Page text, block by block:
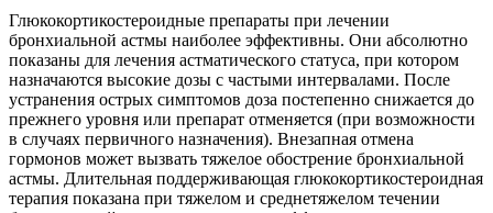
Глюкокортикостероидные препараты при лечении
бронхиальной астмы наиболее эффективны. Они абсолютно
показаны для лечения астматического статуса, при котором
назначаются высокие дозы с частыми интервалами. После
устранения острых симптомов доза постепенно снижается до
прежнего уровня или препарат отменяется (при возможности
в случаях первичного назначения). Внезапная отмена
гормонов может вызвать тяжелое обострение бронхиальной
астмы. Длительная поддерживающая глюкокортикостероидная
терапия показана при тяжелом и среднетяжелом течении